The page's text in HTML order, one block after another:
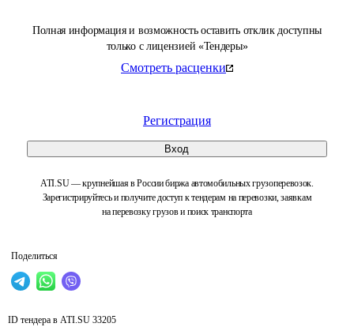
Полная информация и возможность оставить отклик доступны
только с лицензией «Тендеры»
Смотреть расценки
Регистрация
Вход
ATI.SU — крупнейшая в России биржа автомобильных грузоперевозок.
Зарегистрируйтесь и получите доступ к тендерам на перевозки, заявкам
на перевозку грузов и поиск транспорта
Поделиться
ID тендера в ATI.SU 33205